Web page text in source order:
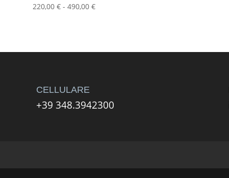
220,00 € - 490,00 €Fascia
220,00 €
CELLULARE
+39 348.3942300